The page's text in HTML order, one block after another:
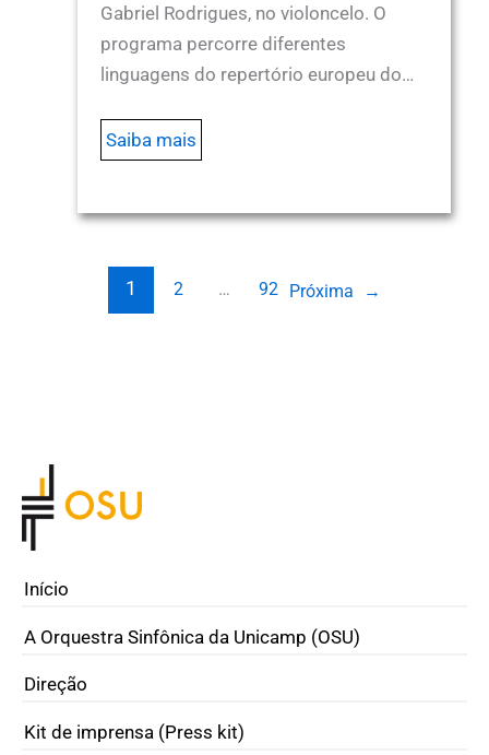
Início
A Orquestra Sinfônica da Unicamp (OSU)
Direção
Kit de imprensa (Press kit)
Gabriel Rodrigues, no violoncelo. O
programa percorre diferentes
linguagens do repertório europeu do…
Saiba mais
1 2 … 92 Próxima →